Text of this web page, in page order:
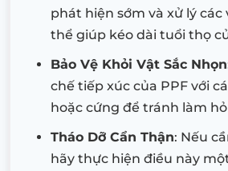
phát hiện sớm và xử lý các
thể giúp kéo dài tuổi thọ
Bảo Vệ Khỏi Vật Sắc Nhọn
chế tiếp xúc của PPF với
hoặc cứng để tránh làm
Tháo Dỡ Cẩn Thận: Nếu
hãy thực hiện điều này